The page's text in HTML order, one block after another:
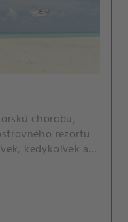
chorobu,
rezortu
kedykoľvek a